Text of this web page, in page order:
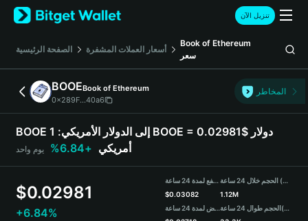
English
日本語
Русский
Español (Latinoamérica)
Türkçe
Deutsch
简体中文
Português (Portugal)
Bahasa Indonesia
تنزيل الآن
الصفحة الرئيسية أسعار العملات المشفرة
Book of Ethereum
سعر
BOOEBook of Ethereum
0x289F...40a6
المخاطر
BOOE إلى الدولار الأمريكي: 1 BOOE = 0.02981$ دولار
أمريكي +6.84% يوم واحد
$0.02981
+6.84%
مرتفع لمدة 24 ساعة
$0.03082
منخفض لمدة 24 ساعة
الحجم خلال 24 ساعة (BOOE)
1.12M
الحجم طوال 24 ساعة(USDT)